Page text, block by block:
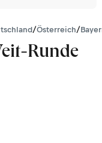
/Österreich/
Runde